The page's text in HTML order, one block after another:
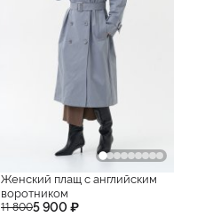
Женский плащ с английским
воротником
11 8005 900 ₽